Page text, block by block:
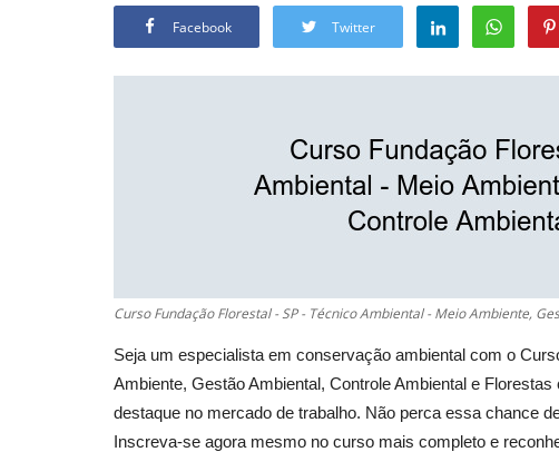
Facebook Twitter
Curso Fundação Florestal - SP - Técnico Ambiental - Meio Ambiente,
Seja um especialista em conservação ambiental com o
Ambiente, Gestão Ambiental, Controle Ambiental e
destaque no mercado de trabalho. Não perca essa chance
Inscreva-se agora mesmo no curso mais completo e